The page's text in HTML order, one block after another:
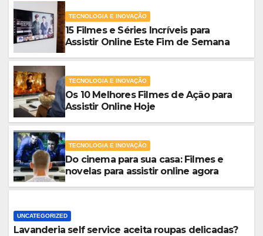
TECNOLOGIA E INOVAÇÃO
15 Filmes e Séries Incríveis para
Assistir Online Este Fim de Semana
TECNOLOGIA E INOVAÇÃO
Os 10 Melhores Filmes de Ação para
Assistir Online Hoje
TECNOLOGIA E INOVAÇÃO
Do cinema para sua casa: Filmes e
novelas para assistir online agora
UNCATEGORIZED
Lavanderia self service aceita roupas delicadas?